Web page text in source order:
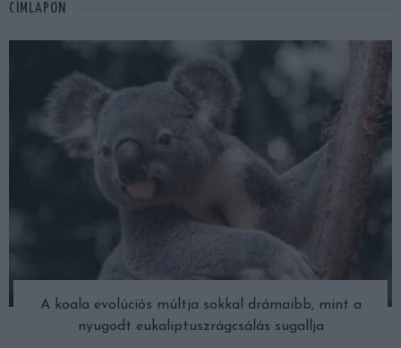
CÍMLAPON
A koala evolúciós múltja sokkal drámaibb, mint a
nyugodt eukaliptuszrágcsálás sugallja